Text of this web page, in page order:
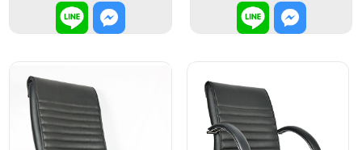
สำหรับผู้นั่งที่ดูภูมิฐานใน
ราคาประหยัดงบประมาณใน
ฟองน้ำและหนังพียู นุ่ม
สบายทุกการใช้งาน
เรียบหรู มีสไตล์ แขนโครเมี่
ยมหุ้มทับด้วยฟองน้ำและพี